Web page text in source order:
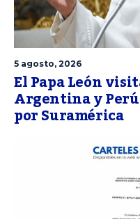
5 agosto, 2026
El Papa León
Argentina y
por Suramérica